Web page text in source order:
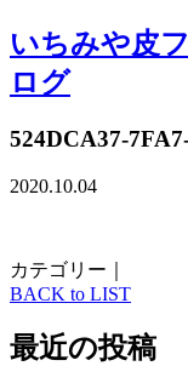
いちみや皮
ログ
524DCA37-
2020.10.04
カテゴリー｜
BACK to LIST
最近の投稿